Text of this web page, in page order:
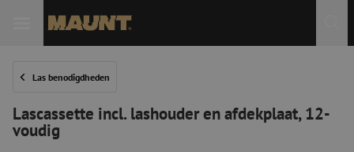
Las benodigdheden
Lascassette incl. lashouder en afdekplaat, 12-
voudig